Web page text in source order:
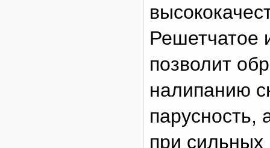
Решетчатое
позволит
налипанию
парусность,
при сильных